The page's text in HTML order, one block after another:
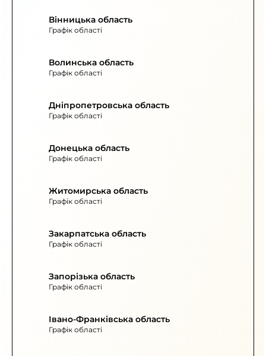
Вінницька область
Графік області
Волинська область
Графік області
Дніпропетровська область
Графік області
Донецька область
Графік області
Житомирська область
Графік області
Закарпатська область
Графік області
Запорізька область
Графік області
Івано-Франківська область
Графік області